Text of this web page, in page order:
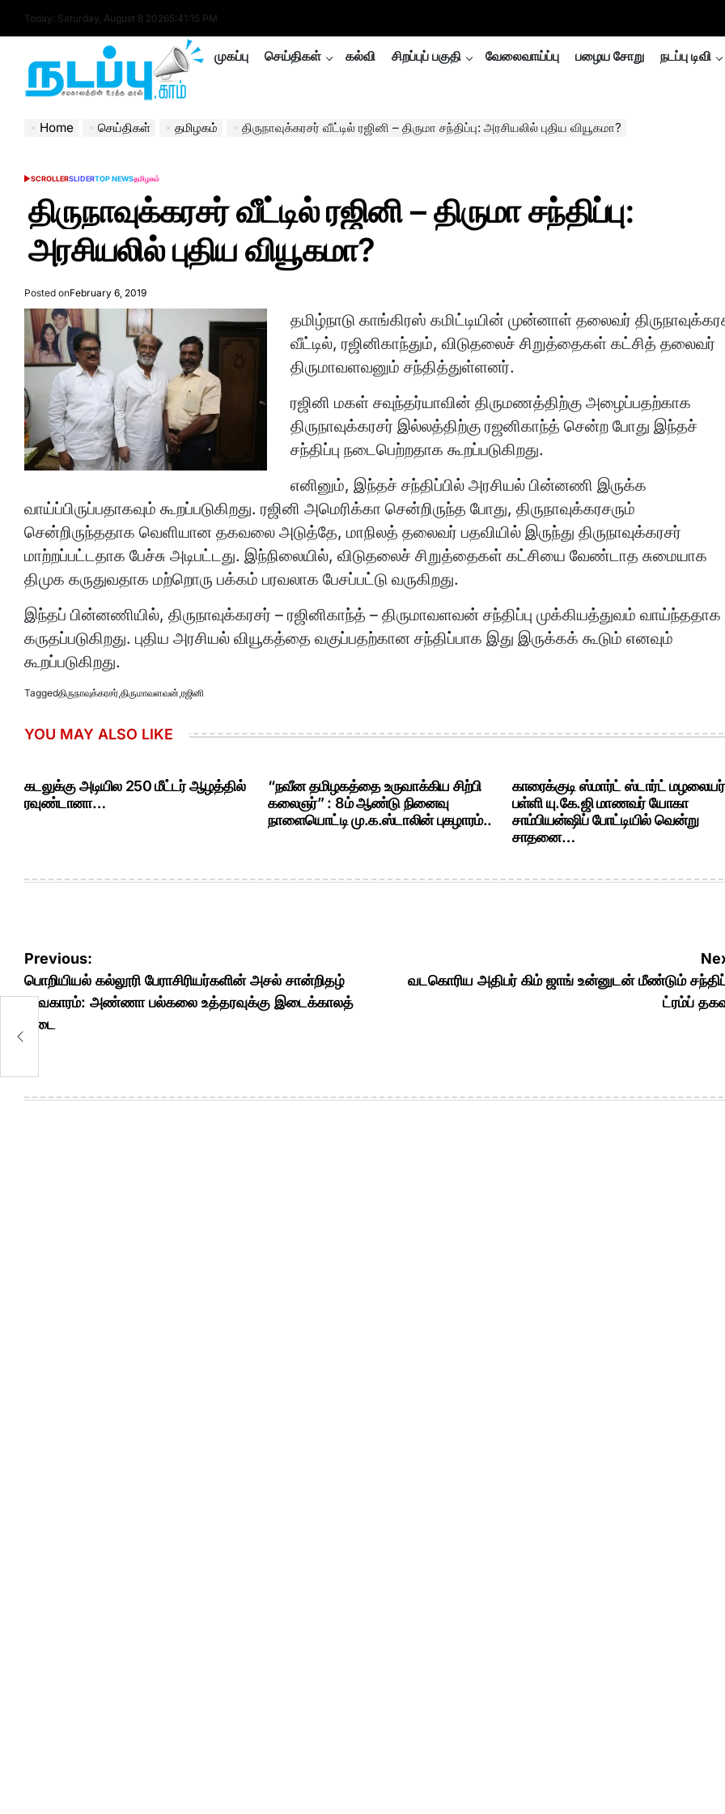
Today: Saturday, August 8 20265:41:15 PM
nadappu.com
முகப்பு செய்திகள் கல்வி சிறப்புப் பகுதி வேலைவாய்ப்பு பழைய சோறு நடப்பு டிவி
Home செய்திகள் தமிழகம் திருநாவுக்கரசர் வீட்டில் ரஜினி – திருமா சந்திப்பு: அரசியலில் புதிய வியூகமா?
POSTED
SCROLLERSLIDERTOP NEWSதமிழகம்
திருநாவுக்கரசர் வீட்டில் ரஜினி – திருமா சந்திப்பு:
அரசியலில் புதிய வியூகமா?
Posted onFebruary 6, 2019
தமிழ்நாடு காங்கிரஸ் கமிட்டியின் முன்னாள் தலைவர்
வீட்டில், ரஜினிகாந்தும், விடுதலைச் சிறுத்தைகள் கட்சித் தலைவர்
திருமாவளவனும் சந்தித்துள்ளனர்.
ரஜினி மகள் சவுந்தர்யாவின் திருமணத்திற்கு அழைப்பதற்காக
திருநாவுக்கரசர் இல்லத்திற்கு ரஜனிகாந்த் சென்ற போது இந்தச்
சந்திப்பு நடைபெற்றதாக கூறப்படுகிறது.
எனினும், இந்தச் சந்திப்பில் அரசியல் பின்னணி இருக்க
வாய்ப்பிருப்பதாகவும் கூறப்படுகிறது. ரஜினி அமெரிக்கா சென்றிருந்த போது, திருநாவுக்கரசரும்
சென்றிருந்ததாக வெளியான தகவலை அடுத்தே, மாநிலத் தலைவர் பதவியில் இருந்து திருநாவுக்கரசர்
மாற்றப்பட்டதாக பேச்சு அடிபட்டது. இந்நிலையில், விடுதலைச் சிறுத்தைகள் கட்சியை வேண்டாத சுமையாக
திமுக கருதுவதாக மற்றொரு பக்கம் பரவலாக பேசப்பட்டு வருகிறது.
இந்தப் பின்னணியில், திருநாவுக்கரசர் – ரஜினிகாந்த் – திருமாவளவன் சந்திப்பு முக்கியத்துவம் வாய்ந்ததாக
கருதப்படுகிறது. புதிய அரசியல் வியூகத்தை வகுப்பதற்கான சந்திப்பாக இது இருக்கக் கூடும் எனவும்
கூறப்படுகிறது.
Taggedதிருநாவுக்கரசர்,திருமாவளவன்,ரஜினி
YOU MAY ALSO LIKE
கடலுக்கு அடியில 250 மீட்டர் ஆழத்தில்
ரவுண்டானா…
“நவீன தமிழகத்தை உருவாக்கிய சிற்பி
கலைஞர்” : 8ம் ஆண்டு நினைவு
நாளையொட்டி மு.க.ஸ்டாலின் புகழாரம்..
காரைக்குடி ஸ்மார்ட் ஸ்டார்ட் மழலையர்
பள்ளி யு.கே.ஜி மாணவர் யோகா
சாம்பியன்ஷிப் போட்டியில் வென்று
சாதனை…
Post
navigation
Previous:
பொறியியல் கல்லூரி பேராசிரியர்களின் அசல் சான்றிதழ்
விவகாரம்: அண்ணா பல்கலை உத்தரவுக்கு இடைக்காலத்
தடை
வடகொரிய அதிபர் கிம் ஜாங் உன்னுடன் மீண்டும்
ட்ரம்ப்